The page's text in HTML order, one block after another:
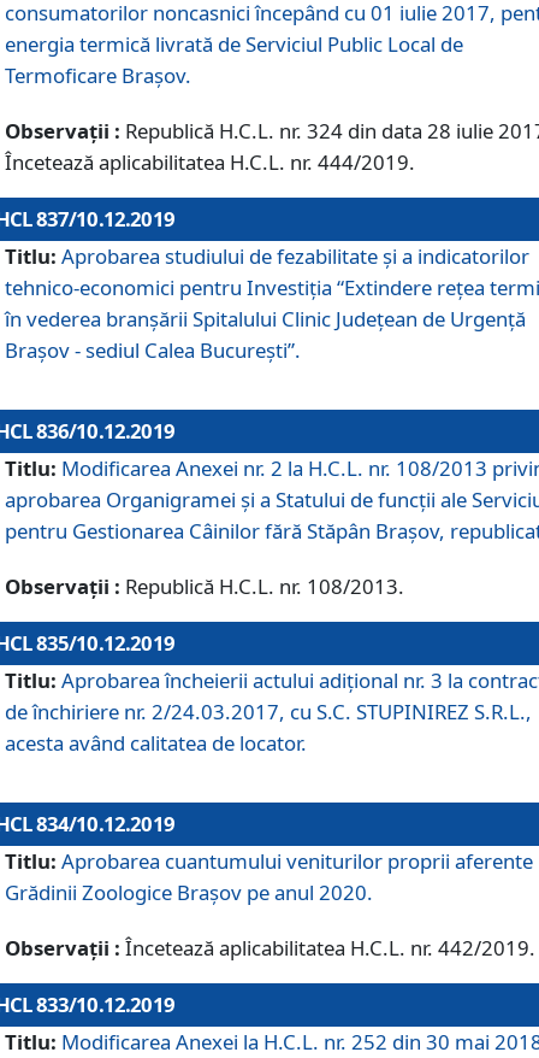
consumatorilor noncasnici începând cu 01 iulie 2017,
energia termică livrată de Serviciul Public Local de
Termoficare Braşov.
Observații : Republică H.C.L. nr. 324 din data 28 iulie
Încetează aplicabilitatea H.C.L. nr. 444/2019.
837/10.12.2019
Titlu: Aprobarea studiului de fezabilitate și a indicatorilor
tehnico-economici pentru Investiția “Extindere rețea
în vederea branșării Spitalului Clinic Județean de Urgență
Brașov - sediul Calea București”.
836/10.12.2019
Titlu: Modificarea Anexei nr. 2 la H.C.L. nr. 108/2013
aprobarea Organigramei şi a Statului de funcții ale
pentru Gestionarea Câinilor fără Stăpân Brașov,
Observații : Republică H.C.L. nr. 108/2013.
835/10.12.2019
Titlu: Aprobarea încheierii actului adițional nr. 3 la
de închiriere nr. 2/24.03.2017, cu S.C. STUPINIREZ S.R.L.,
acesta având calitatea de locator.
834/10.12.2019
Titlu: Aprobarea cuantumului veniturilor proprii aferente
Grădinii Zoologice Braşov pe anul 2020.
Observații : Încetează aplicabilitatea H.C.L. nr. 442/2019.
833/10.12.2019
Titlu: Modificarea Anexei la H.C.L. nr. 252 din 30 mai